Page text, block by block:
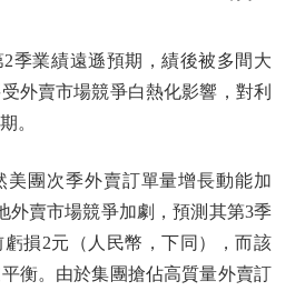
業績遠遜預期，績後被多間大
外賣市場競爭白熱化影響，對利
。
團次季外賣訂單量增長動能加
外賣市場競爭加劇，預測其第3季
損2元（人民幣，下同），而該
衡。由於集團搶佔高質量外賣訂